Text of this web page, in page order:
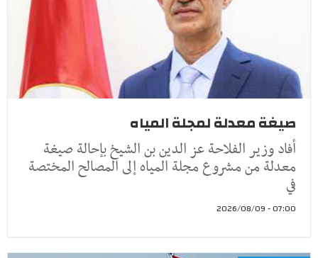
صيغة معدلة لمجلة المياه
أفاد وزير الفلاحة عز الدين بن الشيخ بإحالة صيغة
معدلة من مشروع مجلة المياه إلى المصالح المختصة
في
07:00 - 2026/08/09